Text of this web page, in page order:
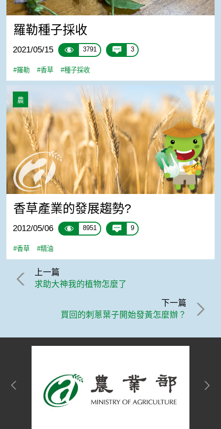
羅勒種子採收
2021/05/15 3791 3
#羅勒 #香草 #種子採收
香草產業的發展趨勢?
農
香草產業的發展趨勢?
2012/05/06 8951 9
#香草 #精油
上一篇
求助大神我的植物怎麼了
下一篇
買回的刺蔥葉子開始發黃怎麼辦？